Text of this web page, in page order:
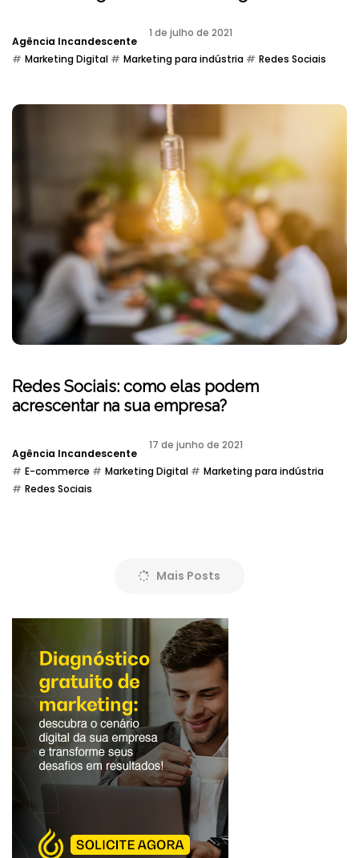
Agência Incandescente
1 de julho de 2021
Marketing Digital
Marketing para indústria Redes Sociais
Redes Sociais: como elas podem
acrescentar na sua empresa?
Agência Incandescente
17 de junho de 2021
E-commerce
Marketing Digital
Marketing para indústria
Redes Sociais
Mais Posts